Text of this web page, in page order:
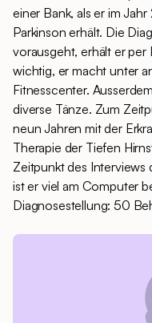
einer Bank, als er im
Parkinson erhält. Die
vorausgeht, erhält er per
wichtig, er macht unter
Fitnesscenter.
diverse Tänze. Zum
neun Jahren mit der
Therapie der Tiefen
Zeitpunkt des Interviews
ist er viel am Computer
Diagnosestellung: 50